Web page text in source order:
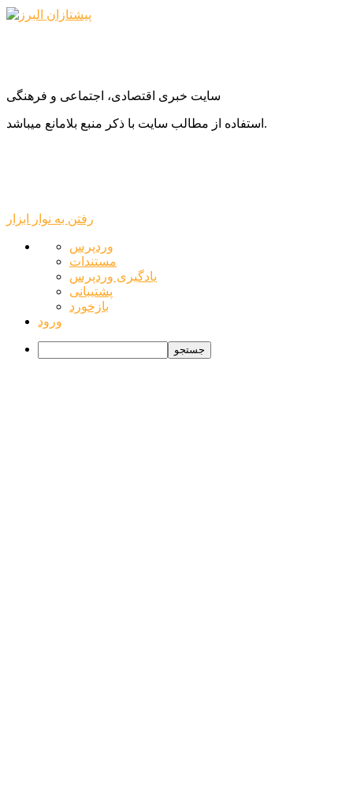
سایت خبری اقتصادی، اجتماعی و فرهنگی
استفاده از مطالب سایت با ذکر منبع بلامانع میباشد.
رفتن به نوار ابزار
درباره
وردپرس
وردپرس
مستندات
یادگیری وردپرس
پشتیبانی
بازخورد
ورود
جستجو